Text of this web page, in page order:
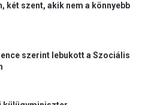
két szent, akik nem a könnyebb
szerint lebukott a Szociális